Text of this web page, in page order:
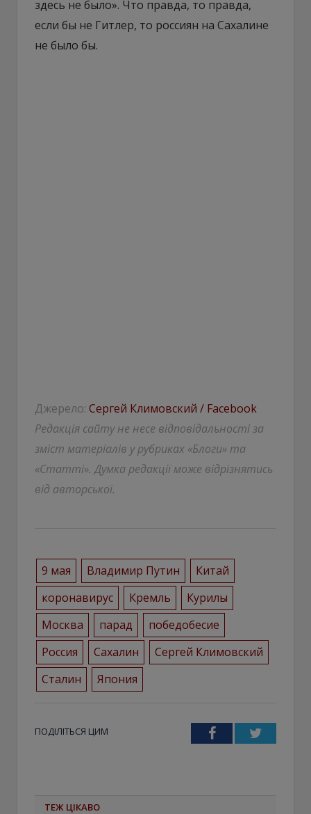
здесь не было». Что правда, то правда,
если бы не Гитлер, то россиян на Сахалине
не было бы.
Джерело: Сергей Климовский / Facebook
Редакція сайту не несе відповідальності за
зміст матеріалів у рубриках «Блоги» та
«Статті». Думка редакції може відрізнятись
від авторської.
9 мая Владимир Путин
Китай
коронавирус
Кремль
Курилы
Москва
парад
победобесие
Россия
Сахалин
Сергей Климовский
Сталин
Япония
ПОДІЛІТЬСЯ ЦИМ FacebookTwitter
ТЕЖ ЦІКАВО